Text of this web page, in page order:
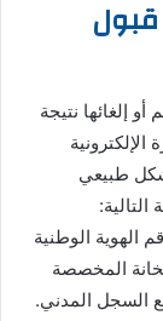
إلغائها نتيجة
طبيعي
الهوية الوطنية
المخصصة
السجل المدني.